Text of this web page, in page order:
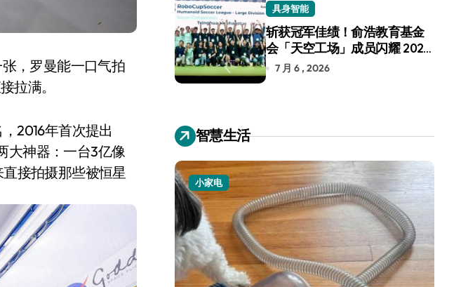
，罗曼能一口气拍
拉满。
2016年首次提出
大神器：一台3亿像
接拍摄那些被恒星
具身智能
斩获冠军佳绩！俞浩教育基金
会「天空工场」成员闪耀 2026
RoboCup 机器人世界杯
7 月 6 , 2026
智慧生活
小家电